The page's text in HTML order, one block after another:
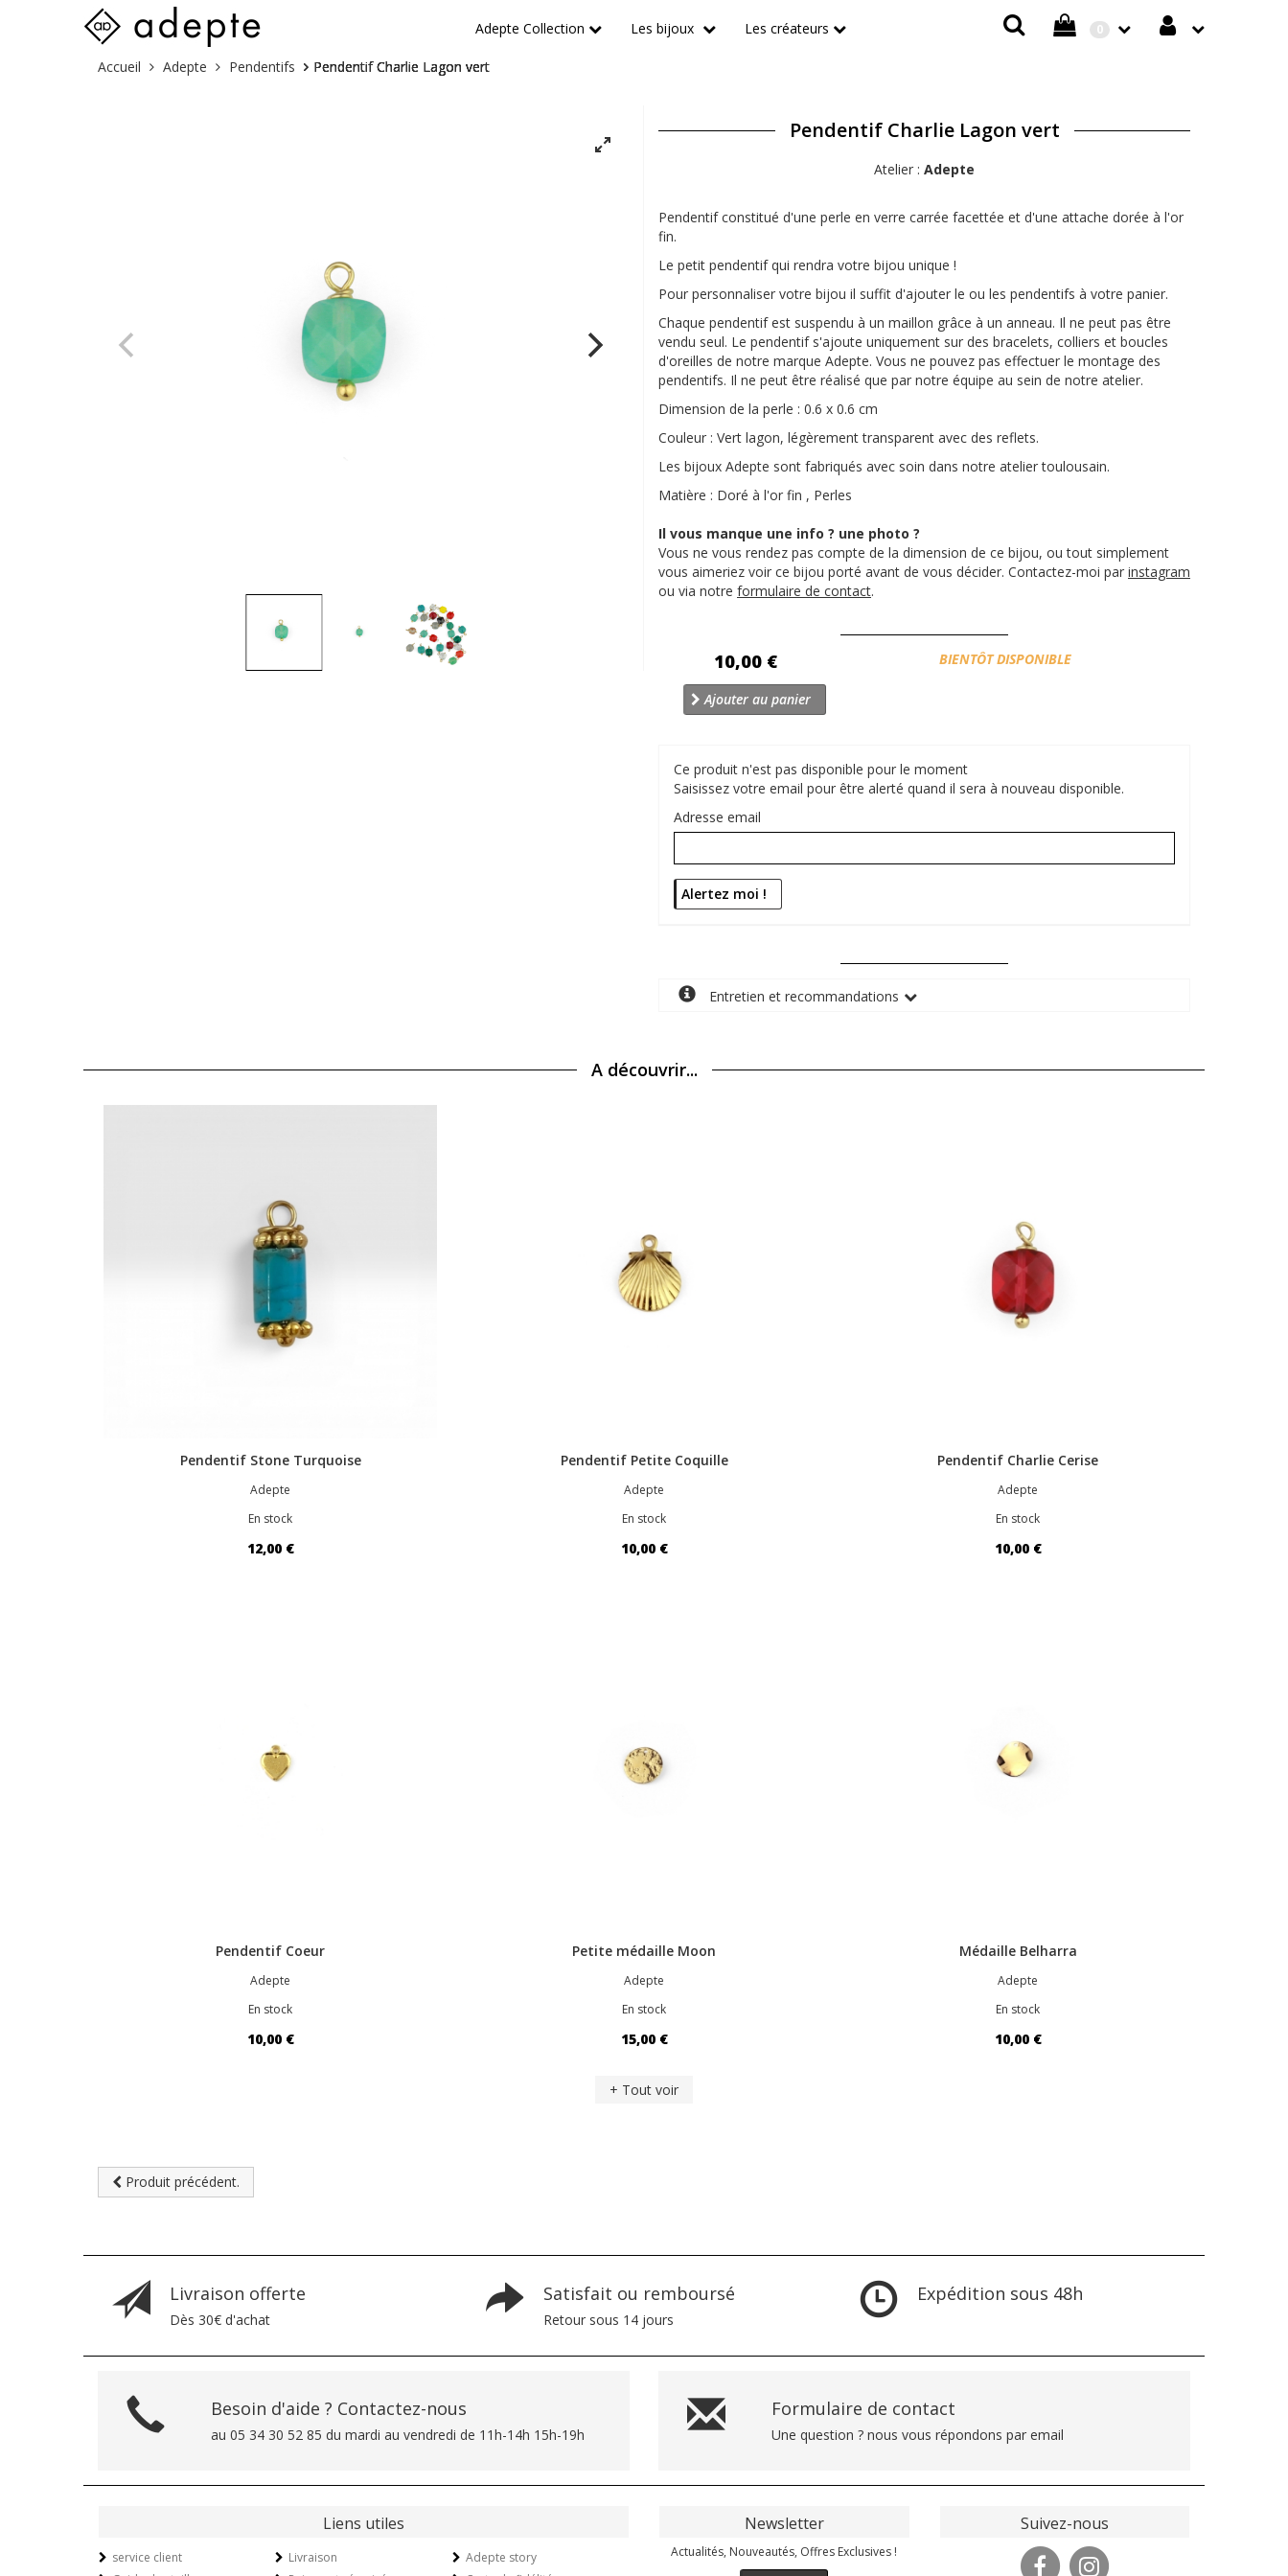
0
Adepte Collection Les bijoux Les créateurs
Vous
Accueil Adepte Pendentifs Pendentif Charlie Lagon vert
Pendentif Charlie Lagon vert
Atelier : Adepte
Pendentif constitué d'une perle en verre carrée facettée et d'une attache dorée à l'or
fin.
Le petit pendentif qui rendra votre bijou unique !
Pour personnaliser votre bijou il suffit d'ajouter le ou les pendentifs à votre panier.
Chaque pendentif est suspendu à un maillon grâce à un anneau. Il ne peut pas être
vendu seul. Le pendentif s'ajoute uniquement sur des bracelets, colliers et boucles
d'oreilles de notre marque Adepte. Vous ne pouvez pas effectuer le montage des
pendentifs. Il ne peut être réalisé que par notre équipe au sein de notre atelier.
Dimension de la perle : 0.6 x 0.6 cm
Couleur : Vert lagon, légèrement transparent avec des reflets.
Les bijoux Adepte sont fabriqués avec soin dans notre atelier toulousain.
Matière : Doré à l'or fin , Perles
Il vous manque une info ? une photo ?
Vous ne vous rendez pas compte de la dimension de ce bijou, ou tout simplement
vous aimeriez voir ce bijou porté avant de vous décider. Contactez-moi par instagram
ou via notre formulaire de contact.
10,00 € Disponibilité:
BIENTÔT DISPONIBLE
Ajouter au panier
Ce produit n'est pas disponible pour le moment
Saisissez votre email pour être alerté quand il sera à nouveau disponible.
Adresse email
Entretien et recommandations
A découvrir...
Pendentif Stone Turquoise
Adepte
En stock
12,00 €
Pendentif Petite Coquille
Adepte
En stock
10,00 €
Pendentif Charlie Cerise
Adepte
En stock
10,00 €
Pendentif Coeur
Adepte
En stock
10,00 €
Petite médaille Moon
Adepte
En stock
15,00 €
Médaille Belharra
Adepte
En stock
10,00 €
+ Tout voir
Produit précédent.
Livraison offerte
Dès 30€ d'achat
Satisfait ou remboursé
Retour sous 14 jours
Expédition sous 48h
Besoin d'aide ? Contactez-nous
au 05 34 30 52 85 du mardi au vendredi de 11h-14h 15h-19h
Formulaire de contact
Une question ? nous vous répondons par email
Liens utiles
service client
Livraison
Adepte story
Newsletter
Actualités, Nouveautés, Offres Exclusives !
Suivez-nous